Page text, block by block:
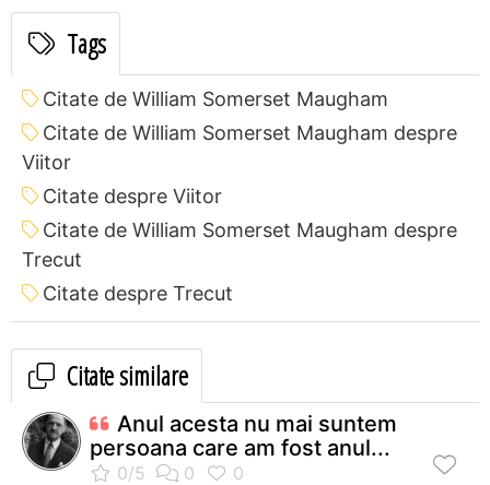
Tags
Citate de William Somerset Maugham
Citate de William Somerset Maugham despre
Viitor
Citate despre Viitor
Citate de William Somerset Maugham despre
Trecut
Citate despre Trecut
Citate similare
Anul acesta nu mai suntem
persoana care am fost anul...